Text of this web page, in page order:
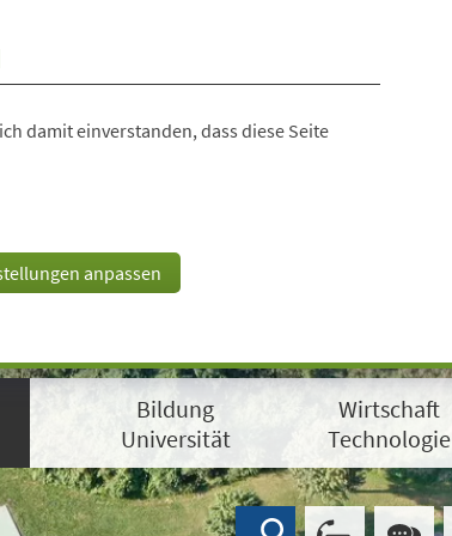
damit einverstanden, dass diese Seite
anpassen
Bildung
Universität
Wirtschaft
Technologie